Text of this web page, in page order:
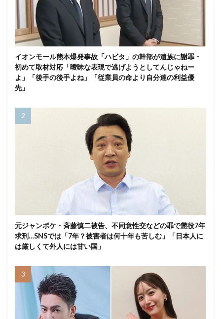
イオンモール熊本爆発事故「ハビタ」の幹部が遺族に謝罪・
初めて取材対応「曖昧な表現で逃げようとしてんじゃねー
よ」「後手の後手よね」「従業員の命より自分達の利益優
先」
元ジャンポケ・斉藤慎二被告、不同意性交などの罪で懲役7年
求刑…SNSでは「7年？被害者は何十年も苦しむ」「日本人に
は厳しくて外人には甘い国」